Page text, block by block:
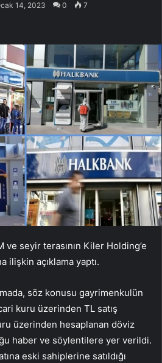
14, 2023 0 7
ve seyir terasının Kiler Holding’e
ilişkin açıklama yaptı.
söz konusu gayrimenkulün
kuru üzerinden TL satış
üzerinden hesaplanan döviz
haber ve söylentilere yer verildi.
eski sahiplerine satıldığı